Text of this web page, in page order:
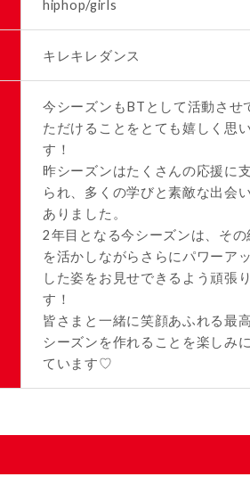
hiphop/girls
キレキレダンス
今シーズンもBTとして活動させ
ただけることをとても嬉しく思
す！
昨シーズンはたくさんの応援に
られ、多くの学びと素敵な出会
ありました。
2年目となる今シーズンは、その
を活かしながらさらにパワーア
した姿をお見せできるよう頑張
す！
皆さまと一緒に笑顔あふれる最
シーズンを作れることを楽しみ
ています♡